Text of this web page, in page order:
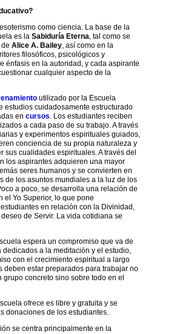
como ciencia. La base de la
es la Sabiduría Eterna , tal como se
Alice A. Bailey , así como en la
filosóficos, psicológicos y
énfasis en la autoridad, y cada aspirante
cualquier aspecto de la
utilizado por la Escuela
estudios cuidadosamente estructurado
en cursos . Los estudiantes reciben
a cada paso de su trabajo. A través
y experimentos espirituales guiados,
conciencia de su propia naturaleza y
sus cualidades espirituales. A través del
los aspirantes adquieren una mayor
seres humanos y se convierten en
de los asuntos mundiales a la luz de los
a poco, se desarrolla una relación de
el Yo Superior, lo que pone
en relación con la Divinidad,
de Servir. La vida cotidiana se
espera un compromiso que va de
a la meditación y el estudio,
con el crecimiento espiritual a largo
deben estar preparados para trabajar no
grupo concreto sino sobre todo en el
ofrece es libre y gratuita y se
donaciones de los estudiantes.
se centra principalmente en la